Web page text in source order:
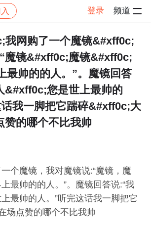
登录 频道
感慨 帖子详情
我网购了一个魔镜&#xff0c;
魔镜&#xff0c;魔镜&#xff0c;
最帅的的人。”。魔镜回答
&#xff0c;您是世上最帅的
话我一脚把它踹碎&#xff0c;大
赞的哪个不比我帅
个魔镜，我对魔镜说:“魔镜，魔
最帅的的人。”。魔镜回答说:“我
最帅的人。”听完这话我一脚把它
场点赞的哪个不比我帅